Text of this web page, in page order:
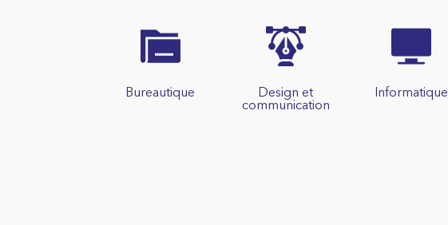
Bureautique
Design et
communication
Informatique